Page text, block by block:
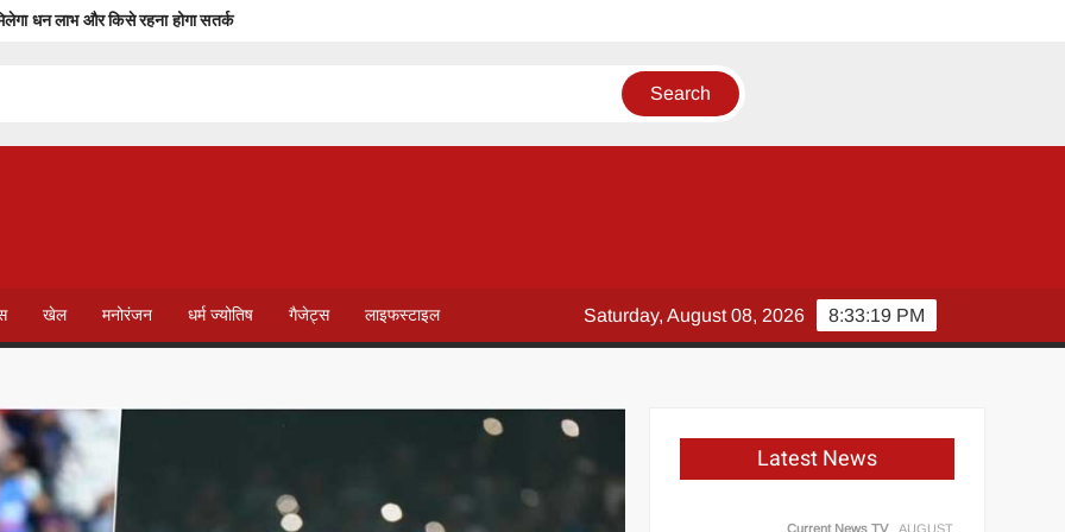
धन लाभ और किसे रहना होगा सतर्क
समन्वय समिति की बैठक इंदौर में सम्पन्न
किया जनसंवाद
उपभोक्ताओं से लिया फीडबैक
खेल मनोरंजन धर्म ज्योतिष गैजेट्स लाइफस्टाइल 8:33:20 PM
Saturday, August 08, 2026
Latest News
Current News TV
AUGUST